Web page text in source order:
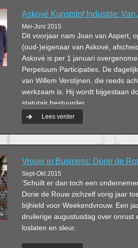
Askové Kunststof Industrie:
Mei-Juni 2015
Dit voorjaar nam Joan van Aspert,
(oud-)eigenaar van Askové,
Askové is per 1 januari
Perpetuum Participaties. De
van Willem Verstijnen, die reeds
werkzaam is. Hij wordt bijgestaan
statutair bestuurder.
Lees verder
Vrouw in Business: Dorie de
Sept-Okt 2015
‘Schuilt er dan toch een
Dorie de Rouw zichzelf vorig jaar
bijhield voor Weekendvrouw. Een
druilerige augustusdag over onrust
loslaten en sleur.